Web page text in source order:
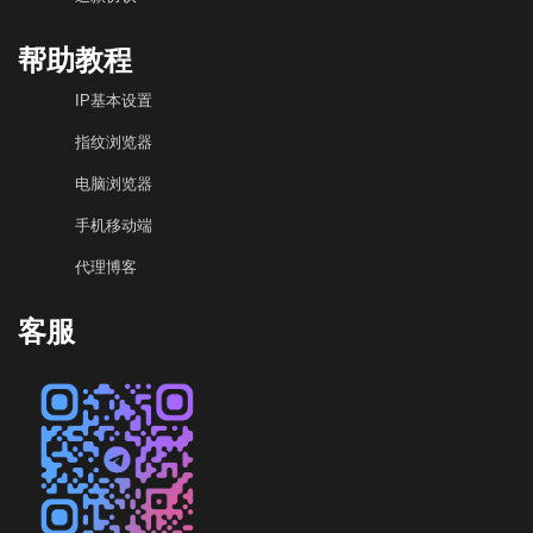
帮助教程
IP基本设置
指纹浏览器
电脑浏览器
手机移动端
代理博客
客服